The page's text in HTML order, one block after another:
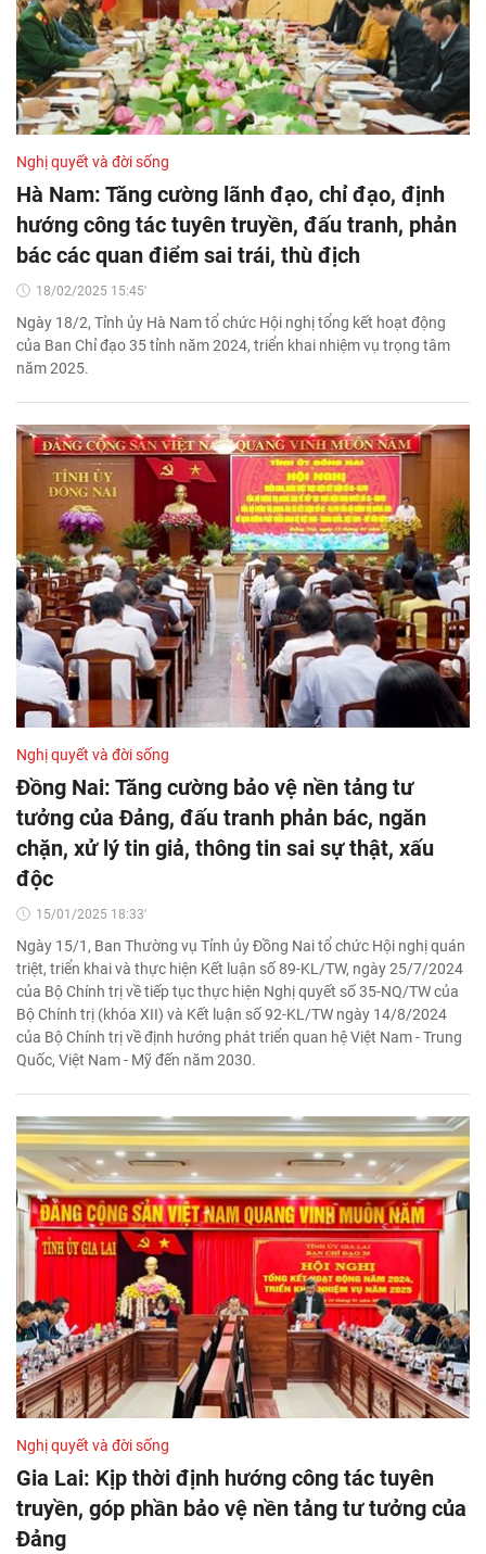
Nghị quyết và đời sống
Hà Nam: Tăng cường lãnh đạo, chỉ đạo, định
hướng công tác tuyên truyền, đấu tranh, phản
bác các quan điểm sai trái, thù địch
18/02/2025 15:45'
Ngày 18/2, Tỉnh ủy Hà Nam tổ chức Hội nghị tổng kết hoạt động
của Ban Chỉ đạo 35 tỉnh năm 2024, triển khai nhiệm vụ trọng tâm
năm 2025.
Nghị quyết và đời sống
Đồng Nai: Tăng cường bảo vệ nền tảng tư
tưởng của Đảng, đấu tranh phản bác, ngăn
chặn, xử lý tin giả, thông tin sai sự thật, xấu
độc
15/01/2025 18:33'
Ngày 15/1, Ban Thường vụ Tỉnh ủy Đồng Nai tổ chức Hội nghị quán
triệt, triển khai và thực hiện Kết luận số 89-KL/TW, ngày 25/7/2024
của Bộ Chính trị về tiếp tục thực hiện Nghị quyết số 35-NQ/TW của
Bộ Chính trị (khóa XII) và Kết luận số 92-KL/TW ngày 14/8/2024
của Bộ Chính trị về định hướng phát triển quan hệ Việt Nam - Trung
Quốc, Việt Nam - Mỹ đến năm 2030.
Nghị quyết và đời sống
Gia Lai: Kịp thời định hướng công tác tuyên
truyền, góp phần bảo vệ nền tảng tư tưởng của
Đảng